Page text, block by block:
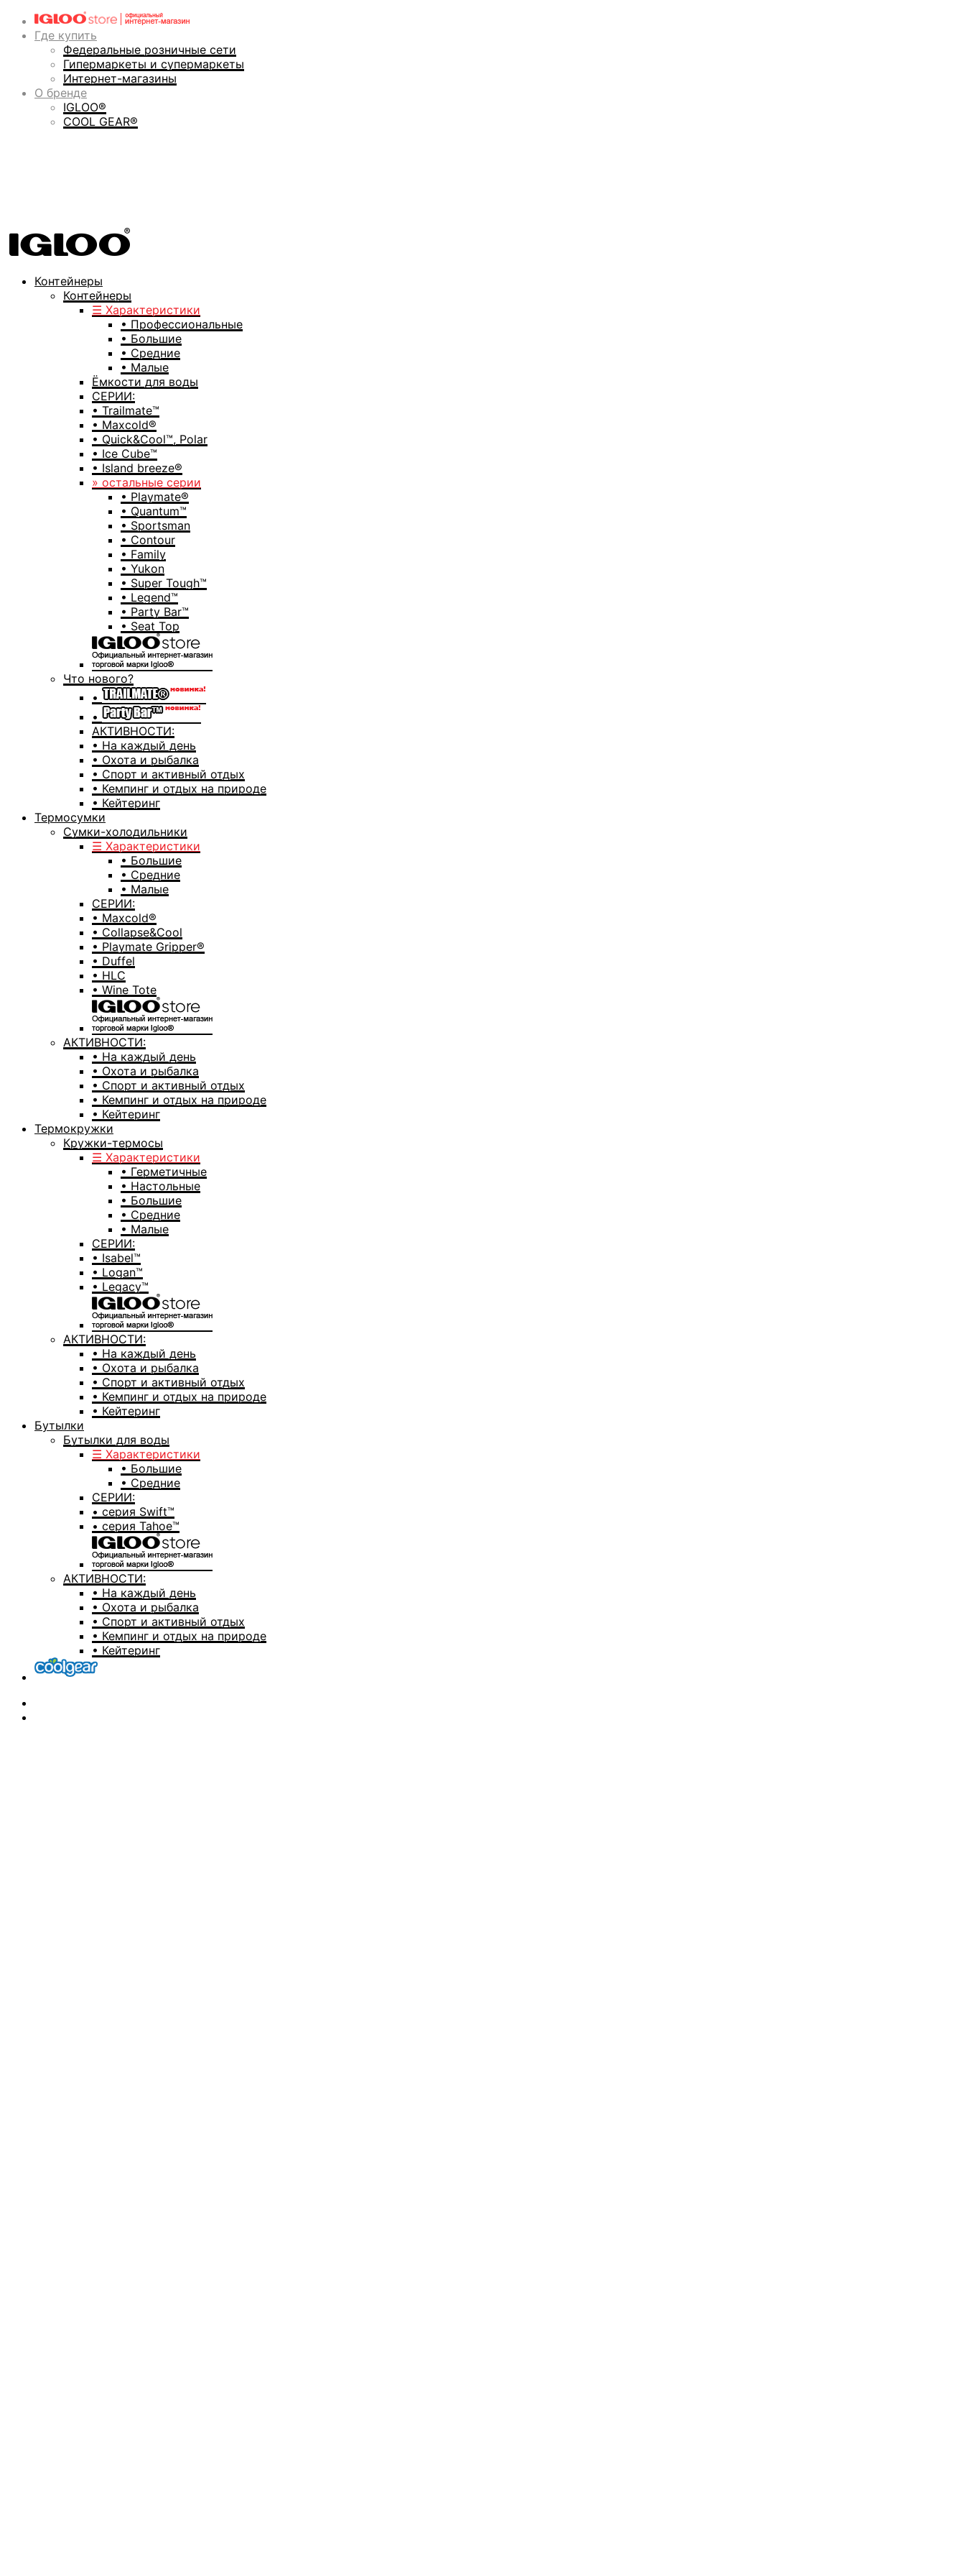
Где купить
Федеральные розничные сети
Гипермаркеты и супермаркеты
Интернет-магазины
О бренде
IGLOO®
COOL GEAR®
Контейнеры
Контейнеры
☰ Характеристики
• Профессиональные
• Большие
• Средние
• Малые
Ёмкости для воды
СЕРИИ:
• Trailmate™
• Maxcold®
• Quick&Cool™, Polar
• Ice Cube™
• Island breeze®
» остальные серии
• Playmate®
• Quantum™
• Sportsman
• Contour
• Family
• Yukon
• Super Tough™
• Legend™
• Party Bar™
• Seat Top
Что нового?
•
•
АКТИВНОСТИ:
• На каждый день
• Охота и рыбалка
• Спорт и активный отдых
• Кемпинг и отдых на природе
• Кейтеринг
Термосумки
Сумки-холодильники
☰ Характеристики
• Большие
• Средние
• Малые
СЕРИИ:
• Maxcold®
• Collapse&Cool
• Playmate Gripper®
• Duffel
• HLC
• Wine Tote
АКТИВНОСТИ:
• На каждый день
• Охота и рыбалка
• Спорт и активный отдых
• Кемпинг и отдых на природе
• Кейтеринг
Термокружки
Кружки-термосы
☰ Характеристики
• Герметичные
• Настольные
• Большие
• Средние
• Малые
СЕРИИ:
• Isabel™
• Logan™
• Legacy™
АКТИВНОСТИ:
• На каждый день
• Охота и рыбалка
• Спорт и активный отдых
• Кемпинг и отдых на природе
• Кейтеринг
Бутылки
Бутылки для воды
☰ Характеристики
• Большие
• Средние
СЕРИИ:
• серия Swift™
• серия Tahoe™
АКТИВНОСТИ:
• На каждый день
• Охота и рыбалка
• Спорт и активный отдых
• Кемпинг и отдых на природе
• Кейтеринг